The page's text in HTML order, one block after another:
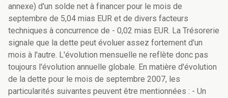
annexe) d'un solde net à financer pour le mois de
septembre de 5,04 mias EUR et de divers facteurs
techniques à concurrence de - 0,02 mias EUR. La Trésorerie
signale que la dette peut évoluer assez fortement d'un
mois à l'autre. L'évolution mensuelle ne reflète donc pas
toujours l'évolution annuelle globale. En matière d'évolution
de la dette pour le mois de septembre 2007, les
particularités suivantes peuvent être mentionnées : - Un